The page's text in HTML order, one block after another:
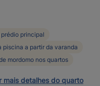
principal
piscina a partir da varanda
mordomo nos quartos
mais detalhes do quarto